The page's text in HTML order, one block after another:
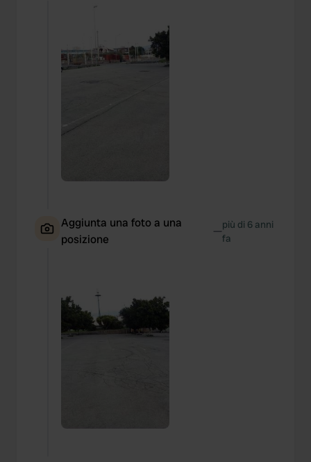
Aggiunta una foto a una
posizione
—più di 6 anni
fa